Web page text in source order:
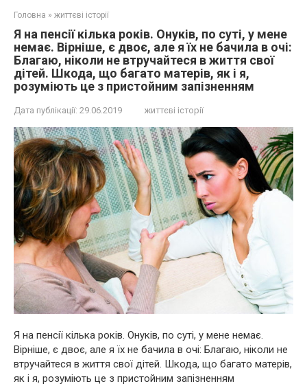
Головна » життєві історії
Я на пенсії кілька років. Онуків, по суті, у мене
немає. Вірніше, є двоє, але я їх не бачила в очі:
Блaгаю, ніколи не втручайтеся в життя свої
дітей. Шкода, що багато матерів, як і я,
розуміють це з пристойним запізненням
Дата публікації: 29.06.2019 життєві історії
Я на пенсії кілька років. Онуків, по суті, у мене немає.
Вірніше, є двоє, але я їх не бачила в очі: Блaгаю, ніколи не
втручайтеся в життя свої дітей. Шкода, що багато матерів,
як і я, розуміють це з пристойним запізненням